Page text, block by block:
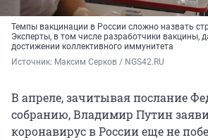
Темпы вакцинации в России сложно назвать
Эксперты, в том числе разработчики вакцины,
достижении коллективного иммунитета
Источник: Максим Серков / NGS42.RU
В апреле, зачитывая послание
собранию, Владимир Путин
коронавирус в России еще не